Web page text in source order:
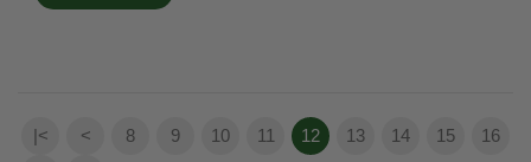
|< < 8 9 10 11 12 13 14 15
16